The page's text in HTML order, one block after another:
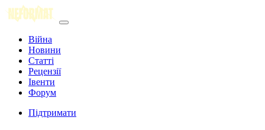
Війна
Новини
Статті
Рецензії
Івенти
Форум
Підтримати